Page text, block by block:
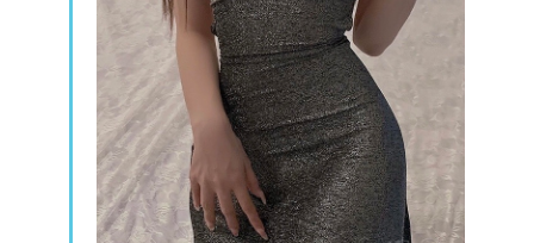
hút, tôn dáng bản thân?Hãy suy nghĩ cởi mở
hơn, thoải mái hơn, tôn trọng vóc dáng của bản
thân hơn nhé!